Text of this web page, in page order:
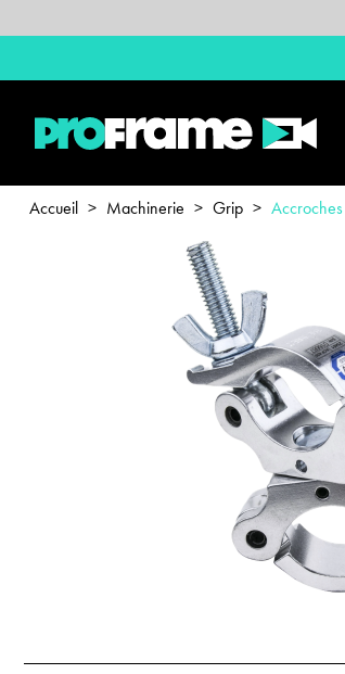
Accueil > Machinerie > Grip > Accroches